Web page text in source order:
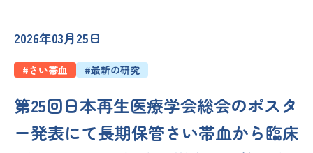
2026年03月25日
#さい帯血 #最新の研究
第25回日本再生医療学会総会のポスタ
ー発表にて長期保管さい帯血から臨床